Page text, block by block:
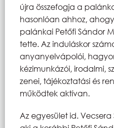
újra összefogja a
hasonlóan ahhoz,
palánkai Petőfi Sándor
tette. Az induláskor
anyanyelvápolói,
kézimunkázói, irodalmi,
zenei, tájékoztatási és
működtek aktívan.
Az egyesület id.